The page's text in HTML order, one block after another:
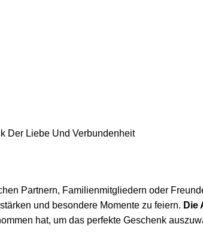
Der Liebe Und Verbundenheit
Partnern, Familienmitgliedern oder
und besondere Momente zu feiern. Die
hat, um das perfekte Geschenk